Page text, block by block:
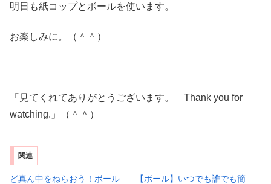
明日も紙コップとボールを使います。
お楽しみに。（＾＾）
「見てくれてありがとうございます。 Thank you for
watching.」（＾＾）
関連
ど真ん中をねらおう！ボール
【ボール】いつでも誰でも簡